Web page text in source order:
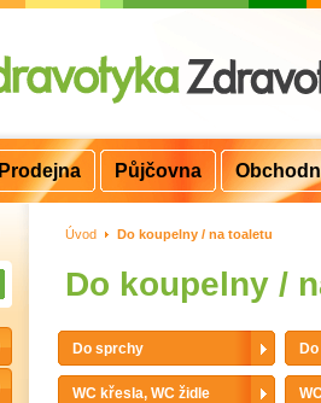
Úvod > Do koupelny / na toaletu
Do koupelny /
Do sprchy
WC křesla, WC židle
Prodejna Půjčovna